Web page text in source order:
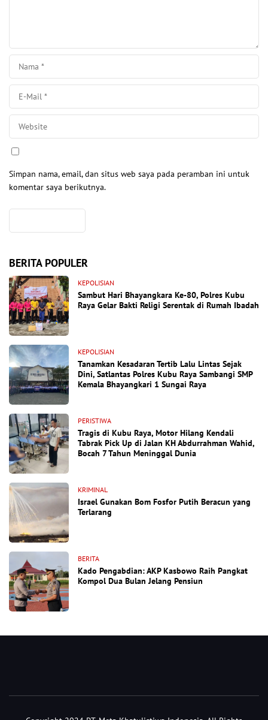
Simpan nama, email, dan situs web saya pada peramban ini untuk
komentar saya berikutnya.
BERITA POPULER
KEPOLISIAN
Sambut Hari Bhayangkara Ke-80, Polres Kubu
Raya Gelar Bakti Religi Serentak di Rumah Ibadah
KEPOLISIAN
Tanamkan Kesadaran Tertib Lalu Lintas Sejak
Dini, Satlantas Polres Kubu Raya Sambangi SMP
Kemala Bhayangkari 1 Sungai Raya
PERISTIWA
Tragis di Kubu Raya, Motor Hilang Kendali
Tabrak Pick Up di Jalan KH Abdurrahman Wahid,
Bocah 7 Tahun Meninggal Dunia
KRIMINAL
Israel Gunakan Bom Fosfor Putih Beracun yang
Terlarang
BERITA
Kado Pengabdian: AKP Kasbowo Raih Pangkat
Kompol Dua Bulan Jelang Pensiun